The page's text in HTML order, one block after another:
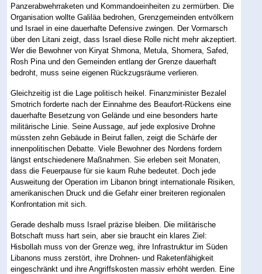
Panzerabwehrraketen und Kommandoeinheiten zu zermürben. Die
Organisation wollte Galiläa bedrohen, Grenzgemeinden entvölkern
und Israel in eine dauerhafte Defensive zwingen. Der Vormarsch
über den Litani zeigt, dass Israel diese Rolle nicht mehr akzeptiert.
Wer die Bewohner von Kiryat Shmona, Metula, Shomera, Safed,
Rosh Pina und den Gemeinden entlang der Grenze dauerhaft
bedroht, muss seine eigenen Rückzugsräume verlieren.
Gleichzeitig ist die Lage politisch heikel. Finanzminister Bezalel
Smotrich forderte nach der Einnahme des Beaufort-Rückens eine
dauerhafte Besetzung von Gelände und eine besonders harte
militärische Linie. Seine Aussage, auf jede explosive Drohne
müssten zehn Gebäude in Beirut fallen, zeigt die Schärfe der
innenpolitischen Debatte. Viele Bewohner des Nordens fordern
längst entschiedenere Maßnahmen. Sie erleben seit Monaten,
dass die Feuerpause für sie kaum Ruhe bedeutet. Doch jede
Ausweitung der Operation im Libanon bringt internationale Risiken,
amerikanischen Druck und die Gefahr einer breiteren regionalen
Konfrontation mit sich.
Gerade deshalb muss Israel präzise bleiben. Die militärische
Botschaft muss hart sein, aber sie braucht ein klares Ziel:
Hisbollah muss von der Grenze weg, ihre Infrastruktur im Süden
Libanons muss zerstört, ihre Drohnen- und Raketenfähigkeit
eingeschränkt und ihre Angriffskosten massiv erhöht werden. Eine